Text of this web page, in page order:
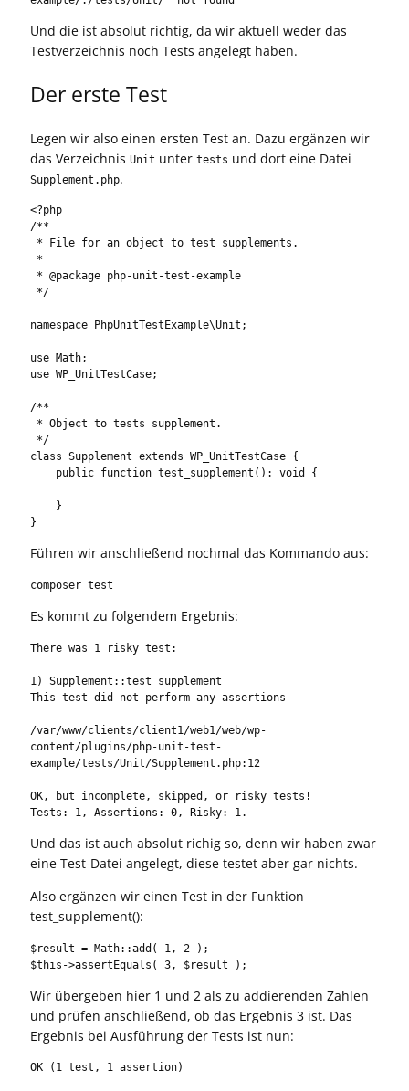
Und die ist absolut richtig, da wir aktuell weder das
Testverzeichnis noch Tests angelegt haben.
Der erste Test
Legen wir also einen ersten Test an. Dazu ergänzen wir
das VerzeichnisUnit untertests und dort eine Datei
Supplement.php.
<?php
/**
namespace PhpUnitTestExample\Unit;
use Math;
use WP_UnitTestCase;
/**
class Supplement extends WP_UnitTestCase {
}
Führen wir anschließend nochmal das Kommando aus:
composer test
Es kommt zu folgendem Ergebnis:
There was 1 risky test:
1) Supplement::test_supplement
This test did not perform any assertions
/var/www/clients/client1/web1/web/wp-
content/plugins/php-unit-test-
example/tests/Unit/Supplement.php:12
OK, but incomplete, skipped, or risky tests!
Tests: 1, Assertions: 0, Risky: 1.
Und das ist auch absolut richig so, denn wir haben zwar
eine Test-Datei angelegt, diese testet aber gar nichts.
Also ergänzen wir einen Test in der Funktion
test_supplement():
$result = Math::add( 1, 2 );
$this->assertEquals( 3, $result );
Wir übergeben hier 1 und 2 als zu addierenden Zahlen
und prüfen anschließend, ob das Ergebnis 3 ist. Das
Ergebnis bei Ausführung der Tests ist nun:
OK (1 test, 1 assertion)